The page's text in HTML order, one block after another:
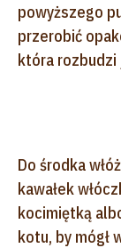
powyższego
przerobić
która rozbudzi
Do środka
kawałek
kocimiętką
kotu, by mógł